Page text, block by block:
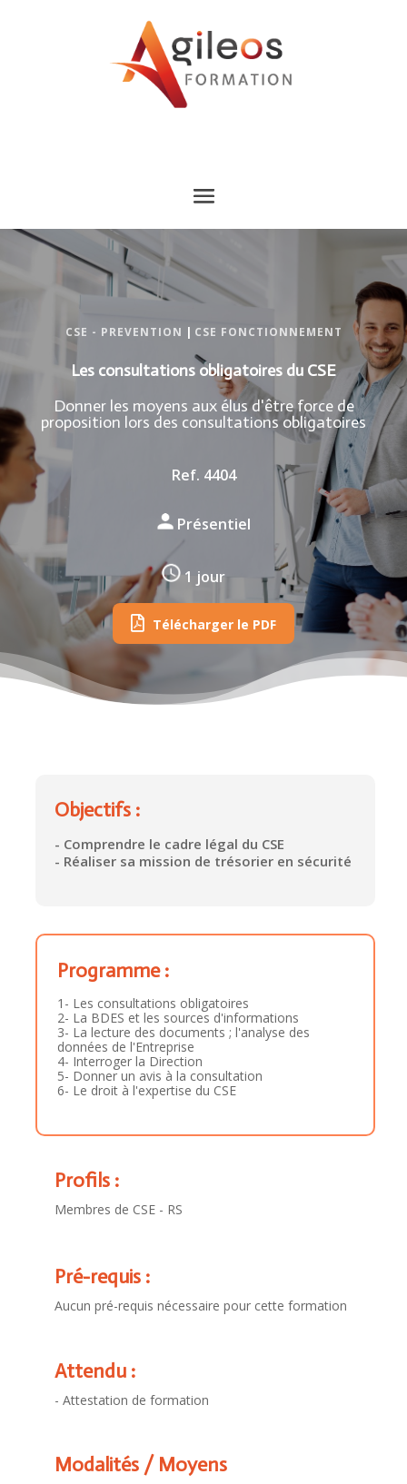
CSE - PREVENTION | CSE FONCTIONNEMENT
Les consultations obligatoires du CSE
Donner les moyens aux élus d'être force de
proposition lors des consultations obligatoires
Ref. 4404
Présentiel
1 jour
Télécharger le PDF
Objectifs :
- Comprendre le cadre légal du CSE
- Réaliser sa mission de trésorier en sécurité
Programme :
1- Les consultations obligatoires
2- La BDES et les sources d'informations
3- La lecture des documents ; l'analyse des
données de l'Entreprise
4- Interroger la Direction
5- Donner un avis à la consultation
6- Le droit à l'expertise du CSE
Profils :
Membres de CSE - RS
Pré-requis :
Aucun pré-requis nécessaire pour cette formation
Attendu :
- Attestation de formation
Modalités / Moyens